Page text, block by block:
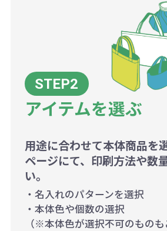
アイテムを選ぶ
用途に合わせて本体商品を
ページにて、印刷方法や数
い。
・名入れのパターンを選択
・本体色や個数の選択
（※本体色が選択不可のものも